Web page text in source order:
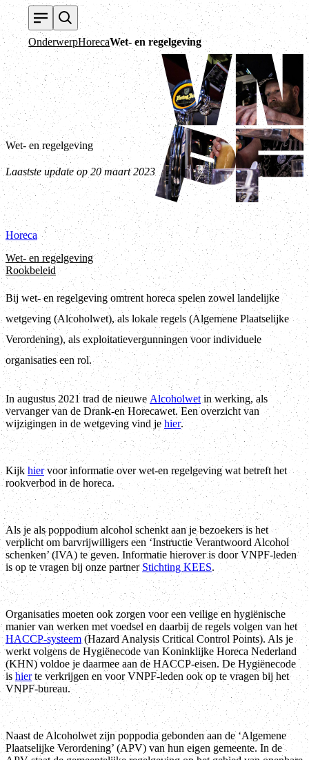
OnderwerpHorecaWet- en regelgeving
Wet- en regelgeving
Laastste update op 20 maart 2023
Horeca
Wet- en regelgeving
Rookbeleid
Bij wet- en regelgeving omtrent horeca spelen zowel landelijke
wetgeving (Alcoholwet), als lokale regels (Algemene Plaatselijke
Verordening), als exploitatievergunningen voor individuele
organisaties een rol.
In augustus 2021 trad de nieuweAlcoholwetin werking, als
vervanger van de Drank-en Horecawet. Een overzicht van
wijzigingen in de wetgeving vind je hier.
Kijk hiervoor informatie over wet-en regelgeving wat betreft het
rookverbod in de horeca.
Als je als poppodium alcohol schenkt aan je bezoekers is het
verplicht om barvrijwilligers een ‘Instructie Verantwoord Alcohol
schenken’ (IVA) te geven. Informatie hierover is door VNPF-leden
is op te vragen bij onze partnerStichting KEES.
Organisaties moeten ook zorgen voor een veilige en hygiënische
manier van werken met voedsel en daarbij de regels volgen van het
HACCP-systeem (Hazard Analysis Critical Control Points). Als je
werkt volgens de Hygiënecode van Koninklijke Horeca Nederland
(KHN) voldoe je daarmee aan de HACCP-eisen. De Hygiënecode
is hierte verkrijgen en voor VNPF-leden ook op te vragen bij het
VNPF-bureau.
Naast de Alcoholwet zijn poppodia gebonden aan de ‘Algemene
Plaatselijke Verordening’ (APV) van hun eigen gemeente. In de